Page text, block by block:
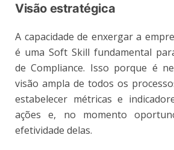
Visão estratégica
A capacidade de enxergar a
é uma Soft Skill fundamental
de Compliance. Isso porque é
visão ampla de todos os
estabelecer métricas e
ações e, no momento
efetividade delas.